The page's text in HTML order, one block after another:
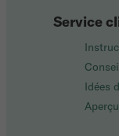
Service
Idées